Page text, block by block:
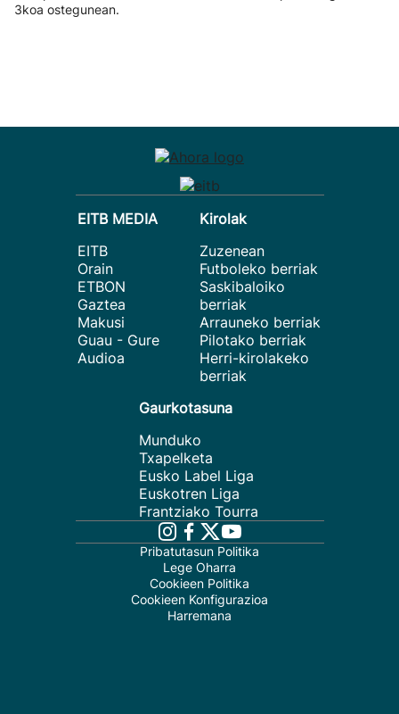
3koa ostegunean.
EITB MEDIA
EITB
Orain
ETBON
Gaztea
Makusi
Guau - Gure
Audioa
Kirolak
Zuzenean
Futboleko berriak
Saskibaloiko
berriak
Arrauneko berriak
Pilotako berriak
Herri-kirolakeko
berriak
Gaurkotasuna
Munduko
Txapelketa
Eusko Label Liga
Euskotren Liga
Frantziako Tourra
Pribatutasun Politika
Lege Oharra
Cookieen Politika
Cookieen Konfigurazioa
Harremana